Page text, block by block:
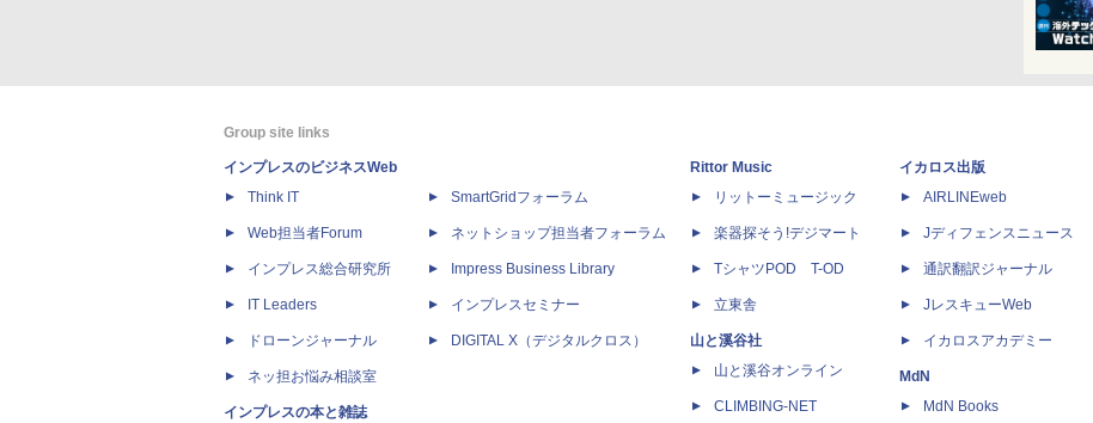
Group site links
インプレスのビジネスWeb
Think IT
Web担当者Forum
インプレス総合研究所
IT Leaders
ドローンジャーナル
ネッ担お悩み相談室
インプレスの本と雑誌
SmartGridフォーラム
ネットショップ担当者フォーラム
Impress Business Library
インプレスセミナー
DIGITAL X（デジタルクロス）
Rittor Music
リットーミュージック
楽器探そう!デジマート
TシャツPOD T-OD
立東舎
山と溪谷社
山と溪谷オンライン
CLIMBING-NET
イカロス出版
AIRLINEweb
Jディフェンスニュース
通訳翻訳ジャーナル
JレスキューWeb
イカロスアカデミー
MdN
MdN Books